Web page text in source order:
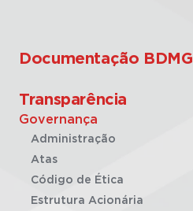
Documentação BDMG
Transparência
Governança
Administração
Atas
Código de Ética
Estrutura Acionária